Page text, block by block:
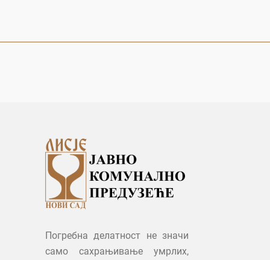
Погребна делатност не значи
само сахрањивање умрлих,